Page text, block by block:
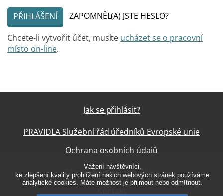
Vážení návštěvníci,
ke zlepšení kvality prohlížení našich webových stránek používáme
analytické cookies. Máte možnost je přijmout nebo odmítnout.
PŘIHLÁŠENÍ
ZAPOMNĚL(A) JSTE HESLO?
Chcete-li vytvořit účet, musíte ucházet se o pracovní
místo on-line.
Jak se přihlásit?
PRAVIDLA Služební řád úředníků Evropské unie
Ochrana osobních údajů
Zásady používání cookies